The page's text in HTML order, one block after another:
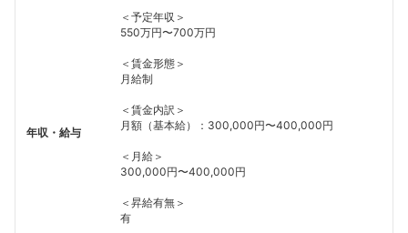
こちらの企業もフォローしませんか？
年収・給与
＜予定年収＞
550万円〜700万円
＜賃金形態＞
月給制
＜賃金内訳＞
月額（基本給）：300,000円〜400,000円
＜月給＞
300,000円〜400,000円
＜昇給有無＞
有